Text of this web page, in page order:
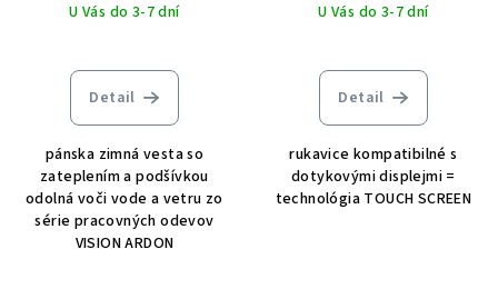
U Vás do 3-7 dní
Detail
pánska zimná vesta so
zateplením a podšívkou
odolná voči vode a vetru zo
série pracovných odevov
VISION ARDON
U Vás do 3-7 dní
Detail
rukavice kompatibilné s
dotykovými displejmi =
technológia TOUCH SCREEN